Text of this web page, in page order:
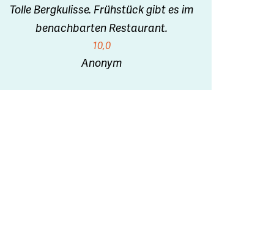
Tolle Bergkulisse. Frühstück gibt es im
benachbarten Restaurant.
10,0
Anonym